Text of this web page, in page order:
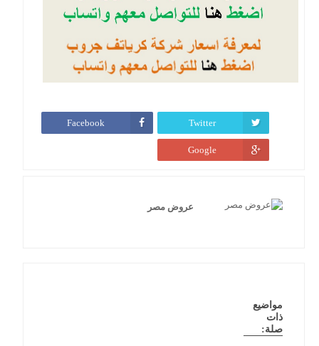
Twitter
Facebook
Google
عروض مصر
مواضيع
ذات
صلة: